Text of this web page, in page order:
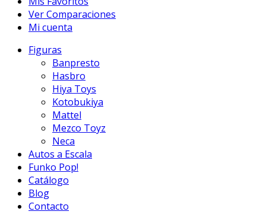
Ver Comparaciones
Mi cuenta
Figuras
Banpresto
Hasbro
Hiya Toys
Kotobukiya
Mattel
Mezco Toyz
Neca
Autos a Escala
Funko Pop!
Catálogo
Blog
Contacto